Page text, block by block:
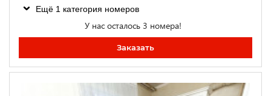
Ещё 1 категория номеров
У нас осталось 3 номера!
Заказать